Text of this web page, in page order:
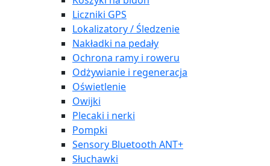
Liczniki GPS
Lokalizatory / Śledzenie
Nakładki na pedały
Ochrona ramy i roweru
Odżywianie i regeneracja
Oświetlenie
Owijki
Plecaki i nerki
Pompki
Sensory Bluetooth ANT+
Słuchawki